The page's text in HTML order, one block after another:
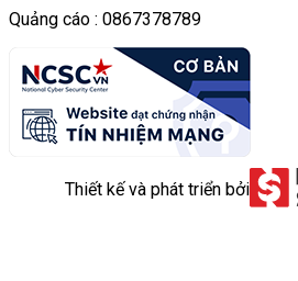
Quảng cáo : 0867378789
Thiết kế và phát triển bởi